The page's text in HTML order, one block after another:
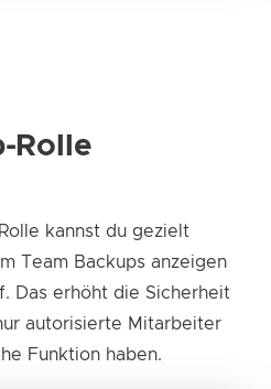
Rolle
kannst du gezielt
Team Backups anzeigen
Das erhöht die Sicherheit
autorisierte Mitarbeiter
Funktion haben.